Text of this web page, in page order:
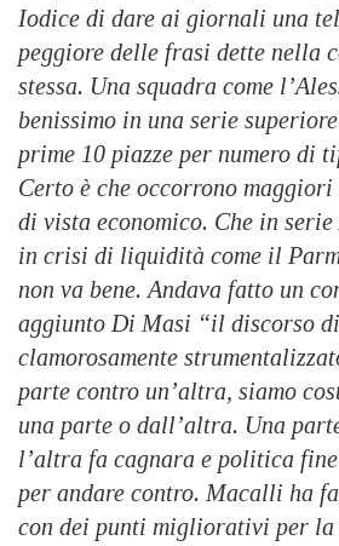
Iodice di dare ai giornali una
peggiore delle frasi dette nella
stessa. Una squadra come
benissimo in una serie
prime 10 piazze per numero di
Certo è che occorrono
di vista economico. Che in
in crisi di liquidità come il
non va bene. Andava fatto un
aggiunto Di Masi “il discorso
clamorosamente
parte contro un’altra, siamo
una parte o dall’altra. Una
l’altra fa cagnara e politica fine
per andare contro. Macalli ha
con dei punti migliorativi per